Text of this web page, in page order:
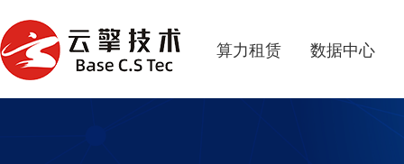
算力租赁 数据中心